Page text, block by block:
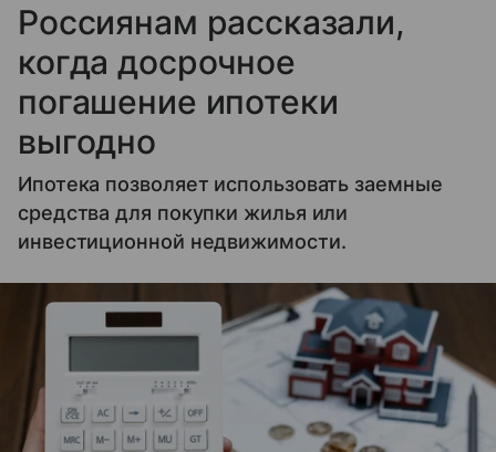
Россиянам рассказали,
когда досрочное
погашение ипотеки
выгодно
Ипотека позволяет использовать заемные
средства для покупки жилья или
инвестиционной недвижимости.